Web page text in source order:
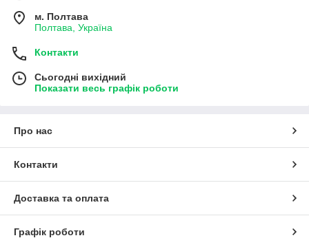
м. Полтава
Полтава, Україна
Контакти
Сьогодні вихідний
Показати весь графік роботи
Про нас
Контакти
Доставка та оплата
Графік роботи